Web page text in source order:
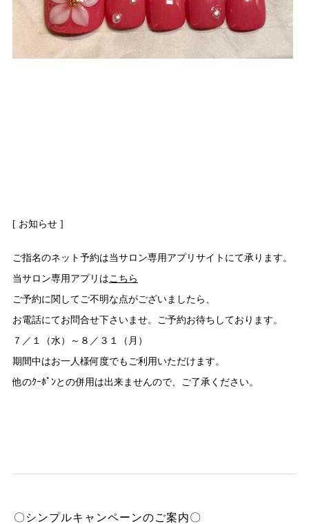
[ お知らせ ]
ご指名のネット予約は当サロン専用アプリサイトにて承ります。
当サロン専用アプリはこちら
ご予約に関してご不明な点がございましたら、
お電話にてお問合せ下さいませ。ご予約お待ちしております。
７／１（水）～８／３１（月）
期間中はお一人様何度でもご利用いただけます。
他のｸｰﾎﾟﾝとの併用は出来ませんので、ご了承ください。
〇シンプルキャンペーンのご案内〇